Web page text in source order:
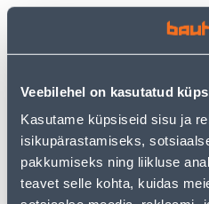
Veebilehel on kasutatud
Kasutame küpsiseid sisu ja
isikupärastamiseks,
pakkumiseks ning liikluse
teavet selle kohta, kuidas
KÕLARIPESA 2-NE
SCHNEIDER-ELECTRIC
SEDNA DESIGN
ANTRATSIIT